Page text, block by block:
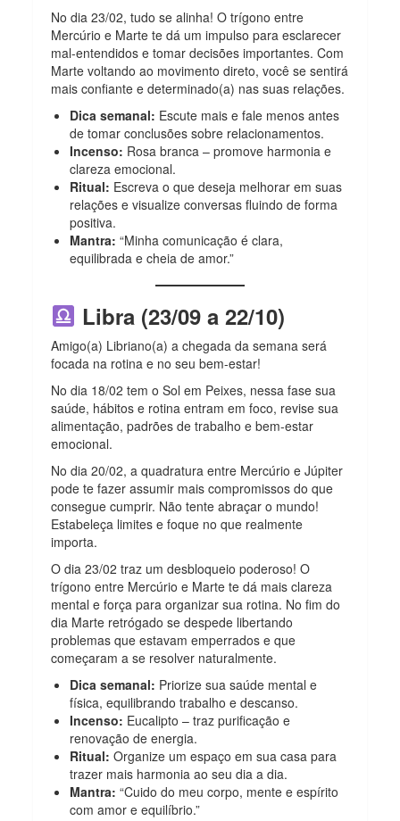
No dia 23/02, tudo se alinha! O trígono entre
Mercúrio e Marte te dá um impulso para esclarecer
mal-entendidos e tomar decisões importantes. Com
Marte voltando ao movimento direto, você se sentirá
mais confiante e determinado(a) nas suas relações.
Dica semanal: Escute mais e fale menos antes
de tomar conclusões sobre relacionamentos.
Incenso: Rosa branca – promove harmonia e
clareza emocional.
Ritual: Escreva o que deseja melhorar em suas
relações e visualize conversas fluindo de forma
positiva.
Mantra: “Minha comunicação é clara,
equilibrada e cheia de amor.”
Libra (23/09 a 22/10)
Amigo(a) Libriano(a) a chegada da semana será
focada na rotina e no seu bem-estar!
No dia 18/02 tem o Sol em Peixes, nessa fase sua
saúde, hábitos e rotina entram em foco, revise sua
alimentação, padrões de trabalho e bem-estar
emocional.
No dia 20/02, a quadratura entre Mercúrio e Júpiter
pode te fazer assumir mais compromissos do que
consegue cumprir. Não tente abraçar o mundo!
Estabeleça limites e foque no que realmente
importa.
O dia 23/02 traz um desbloqueio poderoso! O
trígono entre Mercúrio e Marte te dá mais clareza
mental e força para organizar sua rotina. No fim do
dia Marte retrógado se despede libertando
problemas que estavam emperrados e que
começaram a se resolver naturalmente.
Dica semanal: Priorize sua saúde mental e
física, equilibrando trabalho e descanso.
Incenso: Eucalipto – traz purificação e
renovação de energia.
Ritual: Organize um espaço em sua casa para
trazer mais harmonia ao seu dia a dia.
Mantra: “Cuido do meu corpo, mente e espírito
com amor e equilíbrio.”